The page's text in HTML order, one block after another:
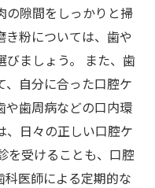
の隙間をしっかりと掃
粉については、歯や
びましょう。 また、歯
、自分に合った口腔ケ
や歯周病などの口内環
、日々の正しい口腔ケ
を受けることも、口腔
医師による定期的な